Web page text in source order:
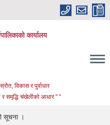
कार्यालय
विकास र पुर्वाधार
र समृद्धि चंखेलीको आधार " "
सूचना ।